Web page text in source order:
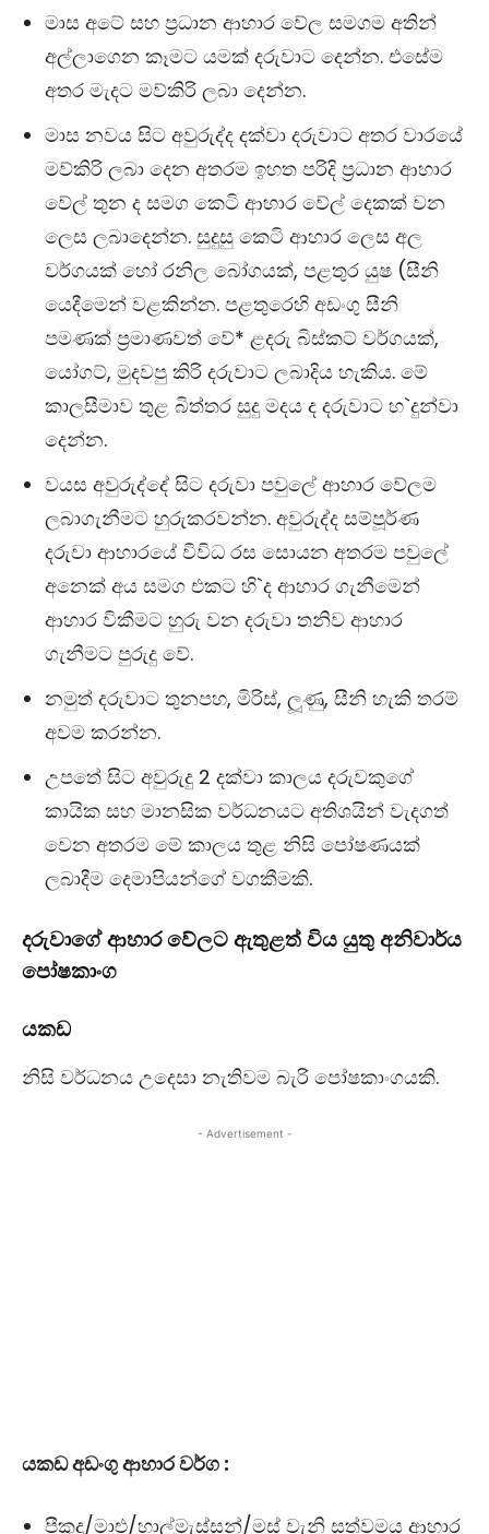
මාස අටේ සහ ප‍්‍රධාන ආහාර වේල සමගම අතින්
අල්ලාගෙන කෑමට යමක් දරුවාට දෙන්න. එසේම
අතර මැදට මව්කිරි ලබා දෙන්න.
මාස නවය සිට අවුරුද්ද දක්වා දරුවාට අතර වාරයේ
මව්කිරි ලබා දෙන අතරම ඉහත පරිදි ප‍්‍රධාන ආහාර
වේල් තුන ද සමග කෙටි ආහාර වේල් දෙකක් වන
ලෙස ලබාදෙන්න. සුදුසු කෙටි ආහාර ලෙස අල
වර්ගයක් හෝ රනිල බෝගයක්, පළතුර යුෂ (සීනි
යෙදීමෙන් වළකින්න. පළතුරෙහි අඩංගු සීනි
පමණක් ප‍්‍රමාණවත් වේ* ළදරු බිස්කට් වර්ගයක්,
යෝගට්, මුදවපු කිරි දරුවාට ලබාදිය හැකිය. මේ
කාලසීමාව තුළ බිත්තර සුදු මදය ද දරුවාට හ`දුන්වා
දෙන්න.
වයස අවුරුද්දේ සිට දරුවා පවුලේ ආහාර වේලම
ලබාගැනීමට හුරුකරවන්න. අවුරුද්ද සම්පූර්ණ
දරුවා ආහාරයේ විවිධ රස සොයන අතරම පවුලේ
අනෙක් අය සමග එකට හි`ද ආහාර ගැනීමෙන්
ආහාර විකීමට හුරු වන දරුවා තනිව ආහාර
ගැනීමට පුරුදු වේ.
නමුත් දරුවාට තුනපහ, මිරිස්, ලූණු, සීනි හැකි තරම්
අවම කරන්න.
උපතේ සිට අවුරුදු 2 දක්වා කාලය දරුවකුගේ
කායික සහ මානසික වර්ධනයට අතිශයින් වැදගත්
වෙන අතරම මේ කාලය තුළ නිසි පෝෂණයක්
ලබාදීම දෙමාපියන්ගේ වගකීමකි.
දරුවාගේ ආහාර වේලට ඇතුළත් විය යුතු අනිවාර්ය
පෝෂකාංග
යකඩ
නිසි වර්ධනය උදෙසා නැතිවම බැරි පෝෂකාංගයකි.
- Advertisement -
යකඩ අඩංගු ආහාර වර්ග :
පීකුදු/මාළු/හාල්මැස්සන්/මස් වැනි සත්වමය ආහාර